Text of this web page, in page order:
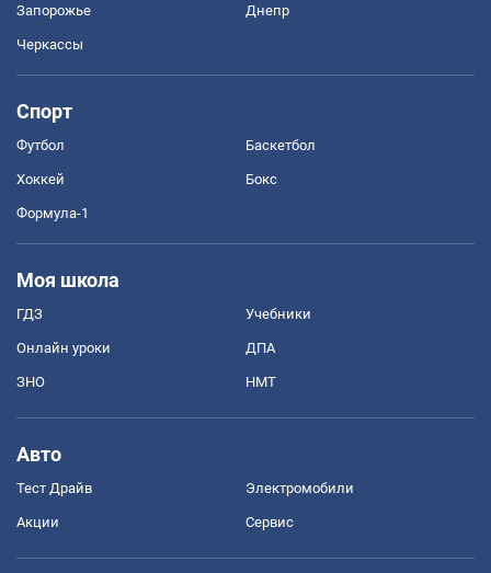
Запорожье Днепр
Черкассы
Спорт
Футбол Баскетбол
Хоккей Бокс
Формула-1
Моя школа
ГДЗ Учебники
Онлайн уроки ДПА
ЗНО НМТ
Авто
Тест Драйв Электромобили
Акции Сервис